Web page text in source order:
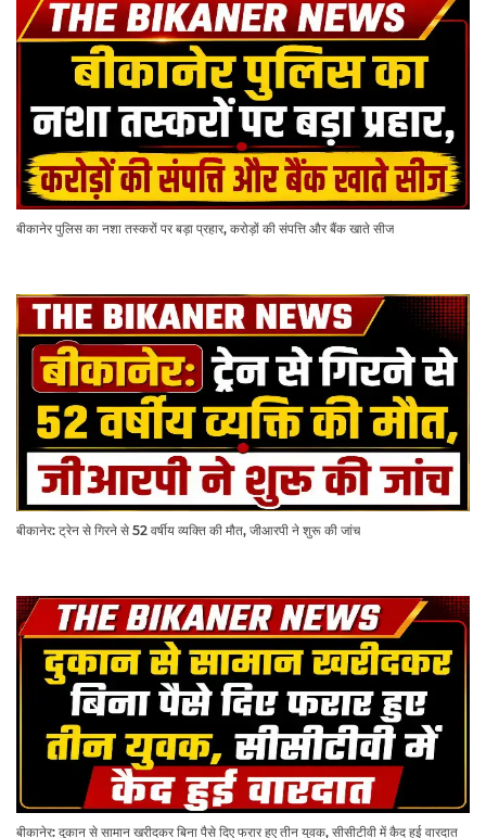
बीकानेर पुलिस का नशा तस्करों पर बड़ा प्रहार, करोड़ों की संपत्ति और बैंक खाते सीज
बीकानेर: ट्रेन से गिरने से 52 वर्षीय व्यक्ति की मौत, जीआरपी ने शुरू की जांच
बीकानेर: दुकान से सामान खरीदकर बिना पैसे दिए फरार हुए तीन युवक, सीसीटीवी में कैद हुई वारदात